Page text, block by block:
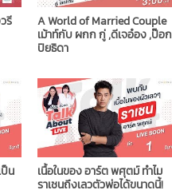
รี A World of Married Couple
เม้าท์กับ ผกก กู่ ,ดีเจอ๋อง ,ป๊อก
ปิยธิดา
ป็น เนื้อในของ อาร์ต พศุตม์ ทำไม
ราเชนถึงเลวตัวพ่อได้ขนาดนี้!